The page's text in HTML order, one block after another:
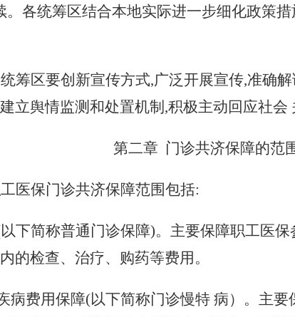
。各统筹区结合本地实际进一步细化政策
筹区要创新宣传方式,广泛开展宣传,准确
建立舆情监测和处置机制 ,积极主动回应社会
第二章 门诊共济保障的范
医保门诊共济保障范围包括:
下简称普通门诊保障)。 主要保障职工医
的检查、治疗、购药等费用。
病费用保障(以下简称门诊慢特 病）。主